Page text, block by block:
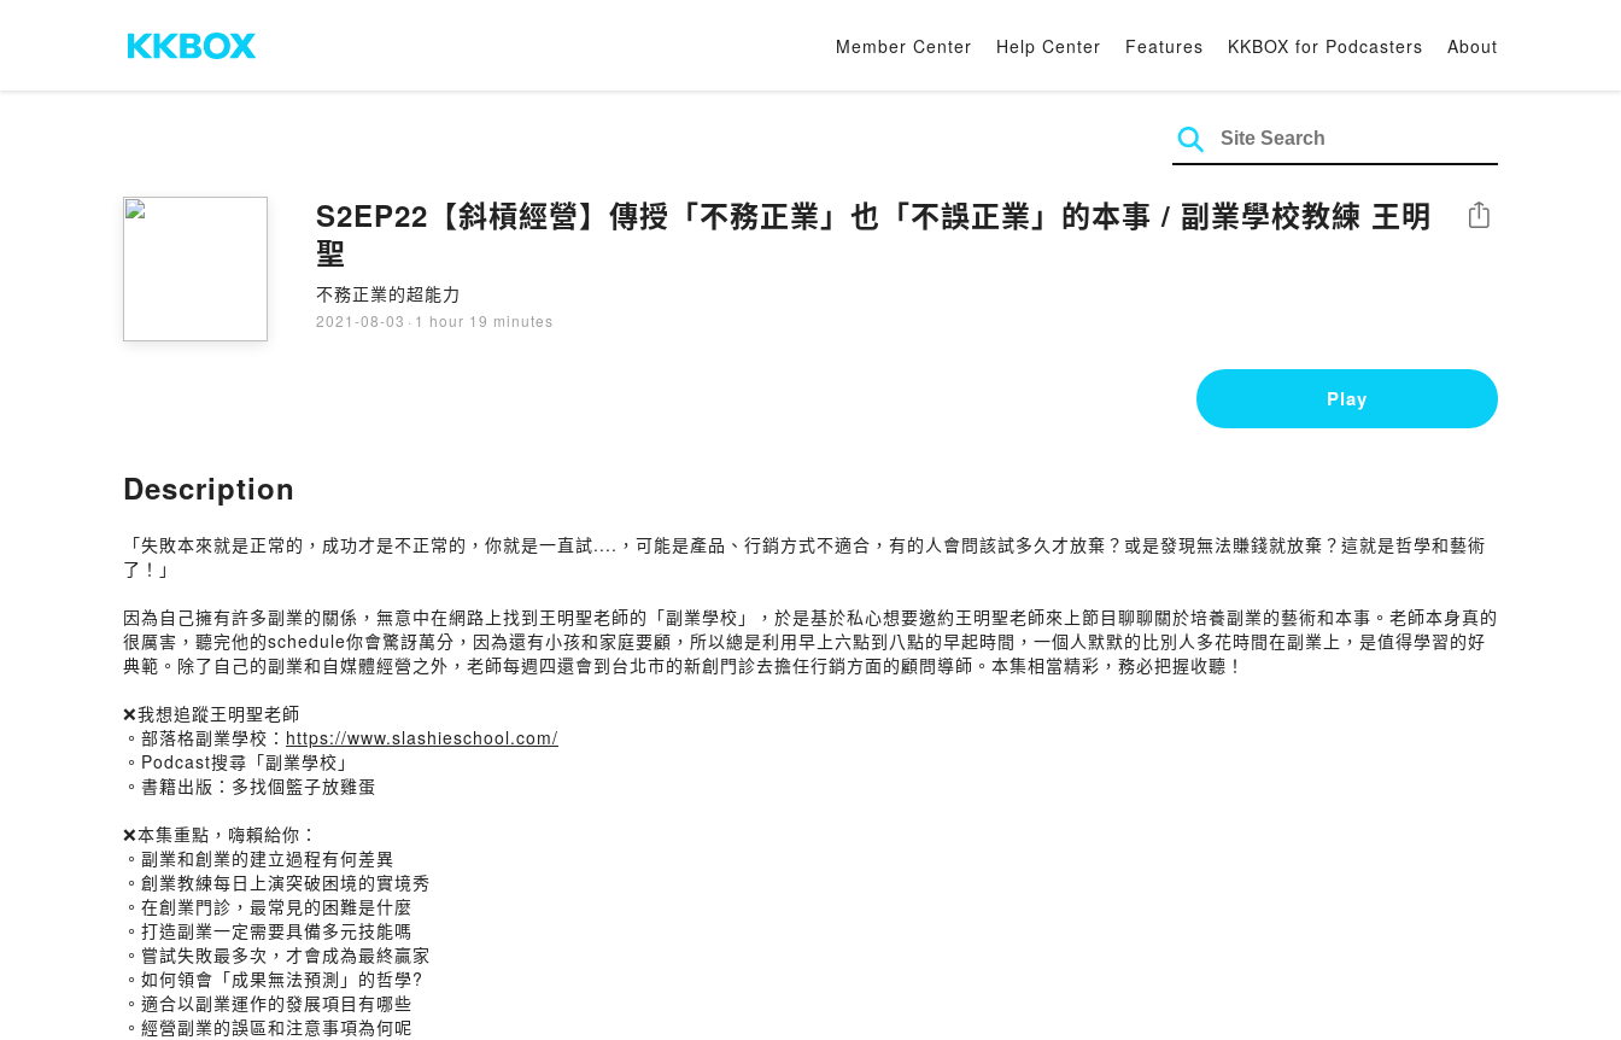
Member Center Help Center Features KKBOX for Podcasters About
S2EP22【斜槓經營】傳授「不務正業」也「不誤正業」的本事 / 副業學校教練 王明
聖
不務正業的超能力
2021-08-03 · 1 hour 19 minutes
Share
Play
Description
「失敗本來就是正常的，成功才是不正常的，你就是一直試....，可能是產品、行銷方式不適合，有的人會問該試多久才放棄？或是發現無法賺錢就放棄？這就是哲學和藝術
了！」
因為自己擁有許多副業的關係，無意中在網路上找到王明聖老師的「副業學校」，於是基於私心想要邀約王明聖老師來上節目聊聊關於培養副業的藝術和本事。老師本身真的
很厲害，聽完他的schedule你會驚訝萬分，因為還有小孩和家庭要顧，所以總是利用早上六點到八點的早起時間，一個人默默的比別人多花時間在副業上，是值得學習的好
典範。除了自己的副業和自媒體經營之外，老師每週四還會到台北市的新創門診去擔任行銷方面的顧問導師。本集相當精彩，務必把握收聽！
❌我想追蹤王明聖老師
。部落格副業學校： https://www.slashieschool.com/
。Podcast搜尋「副業學校」
。書籍出版：多找個籃子放雞蛋
❌本集重點，嗨賴給你：
。副業和創業的建立過程有何差異
。創業教練每日上演突破困境的實境秀
。在創業門診，最常見的困難是什麼
。打造副業一定需要具備多元技能嗎
。嘗試失敗最多次，才會成為最終贏家
。如何領會「成果無法預測」的哲學?
。適合以副業運作的發展項目有哪些
。經營副業的誤區和注意事項為何呢